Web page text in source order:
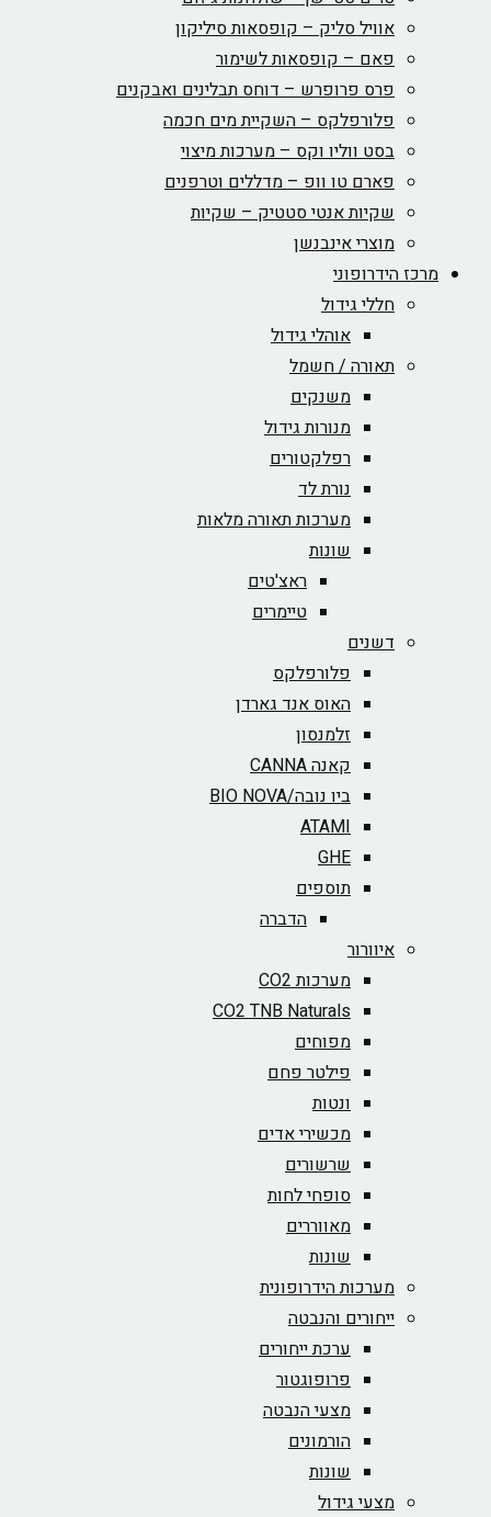
אוויל סליק – קופסאות סיליקון
פאם – קופסאות לשימור
פרס פרופרש – דוחס תבלינים ואבקנים
פלורפלקס – השקיית מים חכמה
בסט ווליו וקס – מערכות מיצוי
פארם טו וופ – מדללים וטרפנים
שקיות אנטי סטטיק – שקיות
מוצרי אינבנשן
מרכז הידרופוני
חללי גידול
אוהלי גידול
תאורה / חשמל
משנקים
מנורות גידול
רפלקטורים
נורת לד
מערכות תאורה מלאות
שונות
ראצ'טים
טיימרים
דשנים
פלורפלקס
האוס אנד גארדן
זלמנסון
קאנה CANNA
ביו נובה/BIO NOVA‏
ATAMI
GHE
תוספים
הדברה
איוורור
מערכות CO2
CO2 TNB Naturals
מפוחים
פילטר פחם
ונטות
מכשירי אדים
שרשורים
סופחי לחות
מאווררים
שונות
מערכות הידרופונית
ייחורים והנבטה
ערכת ייחורים
פרופוגטור
מצעי הנבטה
הורמונים
שונות
מצעי גידול